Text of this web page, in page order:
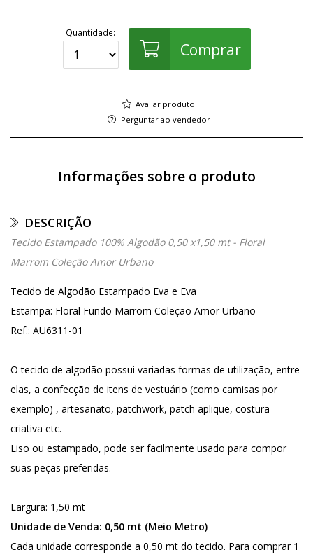
Quantidade:
Comprar
Avaliar produto
Perguntar ao vendedor
Informações sobre o produto
DESCRIÇÃO
Tecido Estampado 100% Algodão 0,50 x1,50 mt - Floral
Marrom Coleção Amor Urbano
Tecido de Algodão Estampado Eva e Eva
Estampa: Floral Fundo Marrom Coleção Amor Urbano
Ref.: AU6311-01
O tecido de algodão possui variadas formas de utilização, entre
elas, a confecção de itens de vestuário (como camisas por
exemplo) , artesanato, patchwork, patch aplique, costura
criativa etc.
Liso ou estampado, pode ser facilmente usado para compor
suas peças preferidas.
Largura: 1,50 mt
Unidade de Venda: 0,50 mt (Meio Metro)
Cada unidade corresponde a 0,50 mt do tecido. Para comprar 1